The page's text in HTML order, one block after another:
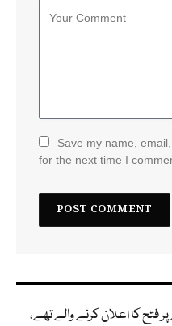
Save my name,
for the next time I
فتح کا اعلان کرنے والے تھے،